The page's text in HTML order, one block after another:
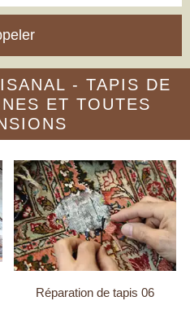
- TAPIS DE
ET TOUTES
Réparation de tapis 06